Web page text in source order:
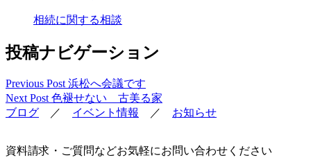
相続に関する相談
投稿ナビゲーション
Previous Post浜松へ会議です
Next Post色褪せない 古美る家
ブログ ／ イベント情報 ／ お知らせ
資料請求・ご質問などお気軽にお問い合わせください